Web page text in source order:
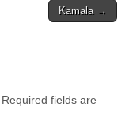
Kamala →
Required fields are